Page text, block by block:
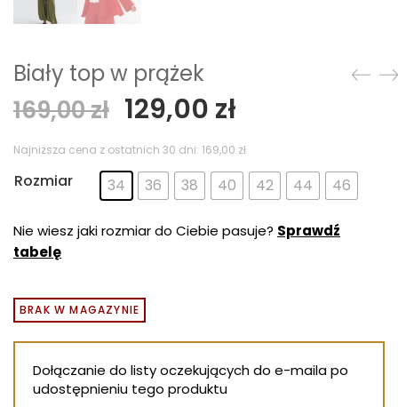
Biały top w prążek
169,00zł Pierwotna
cena
wynosiła:
169,00 zł.
129,00 zł
wynosi:
129,00 zł.
Najniższa cena z ostatnich 30 dni: 169,00 zł
Rozmiar 34 36 38 40 42 44 46
Nie wiesz jaki rozmiar do Ciebie pasuje? Sprawdź
tabelę
BRAK W MAGAZYNIE
Dołączanie do listy oczekujących do e-maila po
udostępnieniu tego produktu